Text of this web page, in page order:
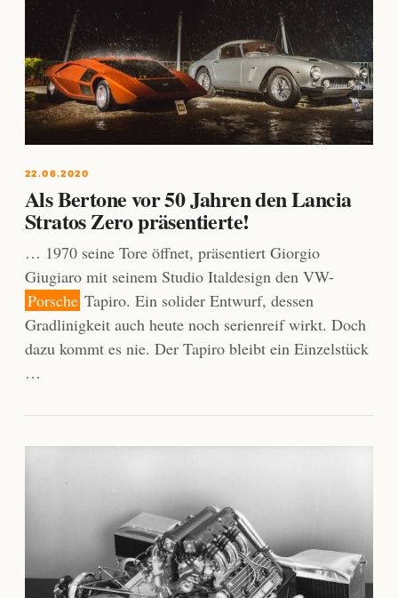
22.06.2020
Als Bertone vor 50 Jahren den Lancia
Stratos Zero präsentierte!
… 1970 seine Tore öffnet, präsentiert Giorgio
Giugiaro mit seinem Studio Italdesign den VW-
Porsche Tapiro. Ein solider Entwurf, dessen
Gradlinigkeit auch heute noch serienreif wirkt. Doch
dazu kommt es nie. Der Tapiro bleibt ein Einzelstück
…